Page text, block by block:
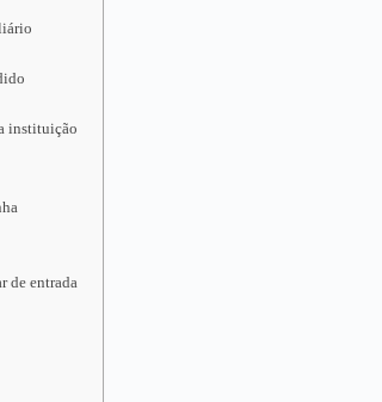
instituição
de entrada